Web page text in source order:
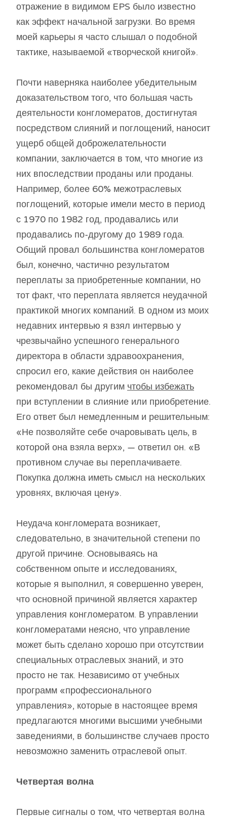
отражение в видимом EPS было известно
как эффект начальной загрузки. Во время
моей карьеры я часто слышал о подобной
тактике, называемой «творческой книгой».
Почти наверняка наиболее убедительным
доказательством того, что большая часть
деятельности конгломератов, достигнутая
посредством слияний и поглощений, наносит
ущерб общей доброжелательности
компании, заключается в том, что многие из
них впоследствии проданы или проданы.
Например, более 60% межотраслевых
поглощений, которые имели место в период
с 1970 по 1982 год, продавались или
продавались по-другому до 1989 года.
Общий провал большинства конгломератов
был, конечно, частично результатом
переплаты за приобретенные компании, но
тот факт, что переплата является неудачной
практикой многих компаний. В одном из моих
недавних интервью я взял интервью у
чрезвычайно успешного генерального
директора в области здравоохранения,
спросил его, какие действия он наиболее
рекомендовал бы другим чтобы избежать
при вступлении в слияние или приобретение.
Его ответ был немедленным и решительным:
«Не позволяйте себе очаровывать цель, в
которой она взяла верх», — ответил он. «В
противном случае вы переплачиваете.
Покупка должна иметь смысл на нескольких
уровнях, включая цену».
Неудача конгломерата возникает,
следовательно, в значительной степени по
другой причине. Основываясь на
собственном опыте и исследованиях,
которые я выполнил, я совершенно уверен,
что основной причиной является характер
управления конгломератом. В управлении
конгломератами неясно, что управление
может быть сделано хорошо при отсутствии
специальных отраслевых знаний, и это
просто не так. Независимо от учебных
программ «профессионального
управления», которые в настоящее время
предлагаются многими высшими учебными
заведениями, в большинстве случаев просто
невозможно заменить отраслевой опыт.
Четвертая волна
Первые сигналы о том, что четвертая волна